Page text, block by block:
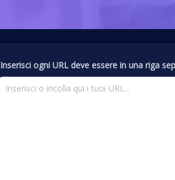
Inserisci ogni URL deve essere in una riga